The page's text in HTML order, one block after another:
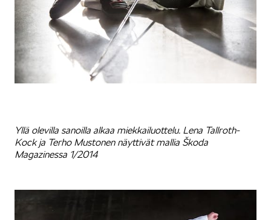
Yllä olevilla sanoilla alkaa miekkailuottelu. Lena Tallroth-
Kock ja Terho Mustonen näyttivät mallia Škoda
Magazinessa 1/2014